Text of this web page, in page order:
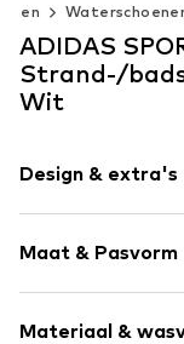
ADIDAS
Strand-/
Wit
Design & extra's
Open toe
Anatomisch
Profielzolen
Maat & Pasvorm
Materiaal &